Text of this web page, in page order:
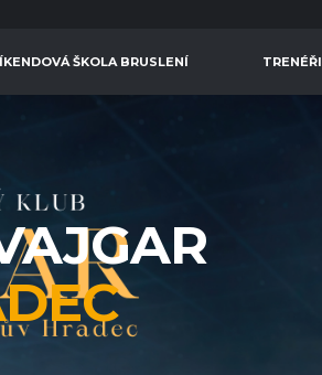
ŠKOLA BRUSLENÍ TRENÉŘI